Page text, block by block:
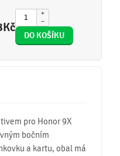
Kč
+
−
pro Honor 9X
bočním
a kartu, obal má